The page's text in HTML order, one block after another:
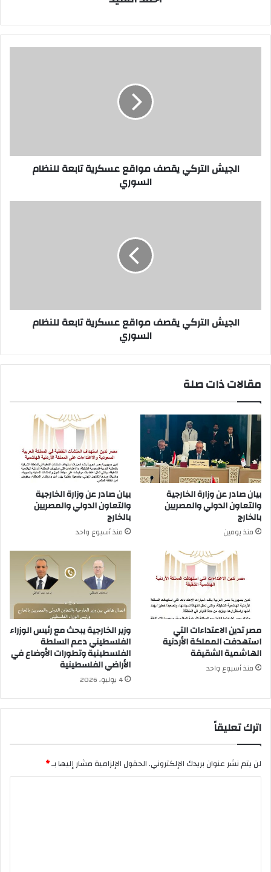
الجيش التركي يقصف مواقع عسكرية تابعة للنظام
السوري
الجيش التركي يقصف مواقع عسكرية تابعة للنظام
السوري
مقالات ذات صلة
بيان صادر عن وزارة الخارجية
والتعاون الدولي والمصريين
بالخارج
منذ يومين
بيان صادر عن وزارة الخارجية
والتعاون الدولي والمصريين
بالخارج
منذ أسبوع واحد
مصر تدين الاعتداءات التي
استهدفت المملكة الأردنية
الهاشمية الشقيقة
منذ أسبوع واحد
وزير الخارجية يبحث مع رئيس الوزراء
الفلسطيني دعم السلطة
الفلسطينية وتطورات الأوضاع في
الأراضي الفلسطينية
4 يوليو، 2026
اترك تعليقاً
لن يتم نشر عنوان بريدك الإلكتروني.الحقول الإلزامية مشار إليها بـ*